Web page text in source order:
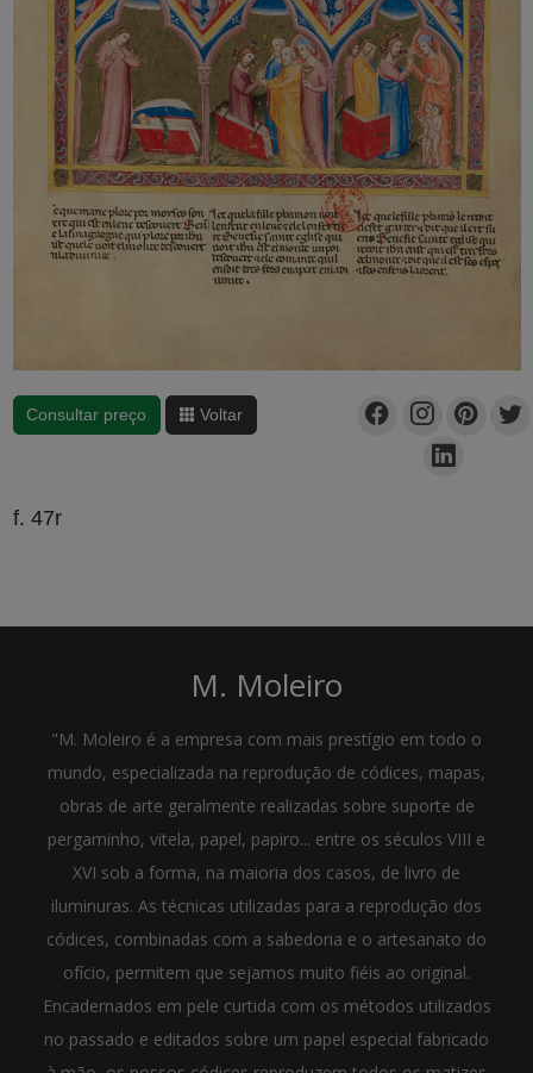
Consultar preço Voltar
f. 47r
M. Moleiro
"M. Moleiro é a empresa com mais prestígio em todo o
mundo, especializada na reprodução de códices, mapas,
obras de arte geralmente realizadas sobre suporte de
pergaminho, vitela, papel, papiro... entre os séculos VIII e
XVI sob a forma, na maioria dos casos, de livro de
iluminuras. As técnicas utilizadas para a reprodução dos
códices, combinadas com a sabedoria e o artesanato do
ofício, permitem que sejamos muito fiéis ao original.
Encadernados em pele curtida com os métodos utilizados
no passado e editados sobre um papel especial fabricado